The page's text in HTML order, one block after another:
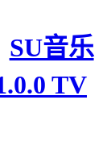
SU音乐
TV